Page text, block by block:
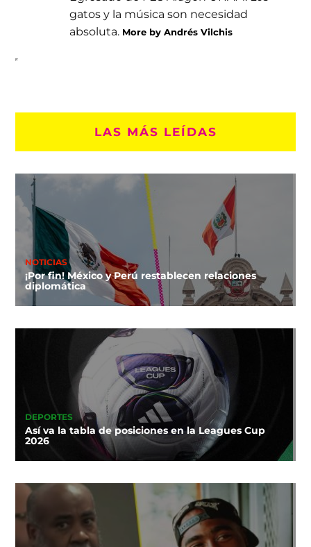
gatos y la música son necesidad
absoluta. More by Andrés Vilchis
LAS MÁS LEÍDAS
NOTICIAS
¡Por fin! México y Perú restablecen relaciones
diplomática
DEPORTES
Así va la tabla de posiciones en la Leagues Cup
2026